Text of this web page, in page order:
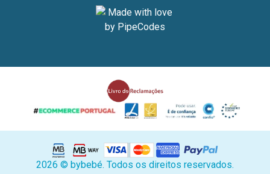
2026 © bybebé. Todos os direitos reservados.